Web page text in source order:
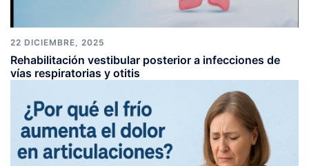
22 DICIEMBRE, 2025
Rehabilitación vestibular posterior a infecciones de
vías respiratorias y otitis